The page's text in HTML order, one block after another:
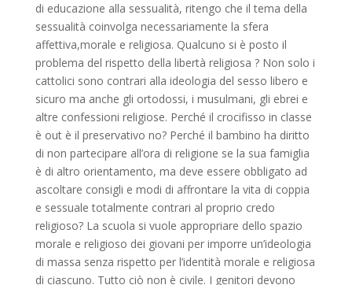
di educazione alla sessualità, ritengo che il tema della
sessualità coinvolga necessariamente la sfera
affettiva,morale e religiosa. Qualcuno si è posto il
problema del rispetto della libertà religiosa ? Non solo i
cattolici sono contrari alla ideologia del sesso libero e
sicuro ma anche gli ortodossi, i musulmani, gli ebrei e
altre confessioni religiose. Perché il crocifisso in classe
è out è il preservativo no? Perché il bambino ha diritto
di non partecipare all’ora di religione se la sua famiglia
è di altro orientamento, ma deve essere obbligato ad
ascoltare consigli e modi di affrontare la vita di coppia
e sessuale totalmente contrari al proprio credo
religioso? La scuola si vuole appropriare dello spazio
morale e religioso dei giovani per imporre un’ideologia
di massa senza rispetto per l’identità morale e religiosa
di ciascuno. Tutto ciò non è civile. I genitori devono